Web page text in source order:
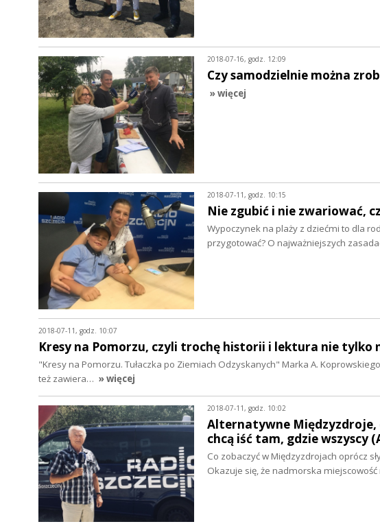
2018-07-16, godz. 12:09
Czy samodzielnie można
» więcej
2018-07-11, godz. 10:15
Nie zgubić i nie zwariować,
Wypoczynek na plaży z dziećmi to dla
przygotować? O najważniejszych
2018-07-11, godz. 10:07
Kresy na Pomorzu, czyli trochę historii i lektura nie tylko
"Kresy na Pomorzu. Tułaczka po Ziemiach Odzyskanych" Marka A.
też zawiera… » więcej
2018-07-11, godz. 10:02
Alternatywne
chcą iść tam, gdzie wszyscy
Co zobaczyć w Międzyzdrojach oprócz
Okazuje się, że nadmorska